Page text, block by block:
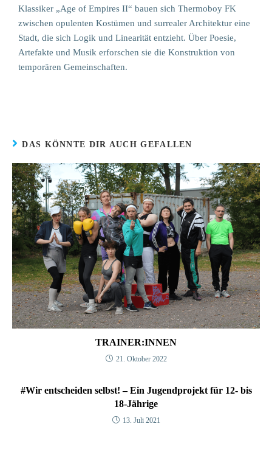
Klassiker „Age of Empires II“ bauen sich Thermoboy FK
zwischen opulenten Kostümen und surrealer Architektur eine
Stadt, die sich Logik und Linearität entzieht. Über Poesie,
Artefakte und Musik erforschen sie die Konstruktion von
temporären Gemeinschaften.
DAS KÖNNTE DIR AUCH GEFALLEN
TRAINER:INNEN
21. Oktober 2022
#Wir entscheiden selbst! – Ein Jugendprojekt für 12- bis
18-Jährige
13. Juli 2021